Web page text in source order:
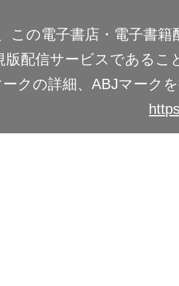
この電子書店・電子書
版配信サービスであるこ
クの詳細、ABJマーク